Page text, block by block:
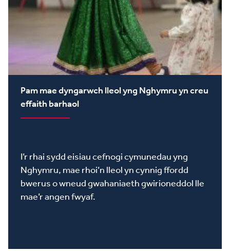
Pam mae dyngarwch lleol yng Nghymru yn creu
effaith barhaol
I’r rhai sydd eisiau cefnogi cymunedau yng
Nghymru, mae rhoi’n lleol yn cynnig ffordd
bwerus o wneud gwahaniaeth gwirioneddol lle
mae’r angen fwyaf.